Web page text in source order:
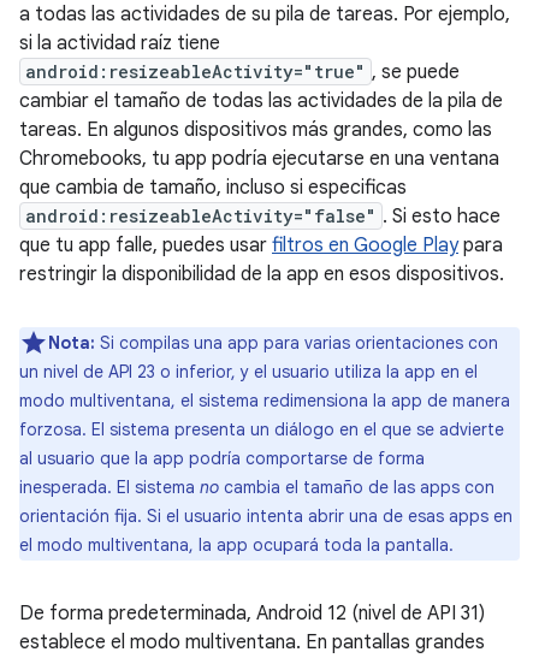
a todas las actividades de su pila de tareas. Por ejemplo,
si la actividad raíz tiene
android:resizeableActivity="true" , se puede
cambiar el tamaño de todas las actividades de la pila de
tareas. En algunos dispositivos más grandes, como las
Chromebooks, tu app podría ejecutarse en una ventana
que cambia de tamaño, incluso si especificas
android:resizeableActivity="false" . Si esto hace
que tu app falle, puedes usar filtros en Google Playpara
restringir la disponibilidad de la app en esos dispositivos.
Nota: Si compilas una app para varias orientaciones con
un nivel de API 23 o inferior, y el usuario utiliza la app en el
modo multiventana, el sistema redimensiona la app de manera
forzosa. El sistema presenta un diálogo en el que se advierte
al usuario que la app podría comportarse de forma
inesperada. El sistema no cambia el tamaño de las apps con
orientación fija. Si el usuario intenta abrir una de esas apps en
el modo multiventana, la app ocupará toda la pantalla.
De forma predeterminada, Android 12 (nivel de API 31)
establece el modo multiventana. En pantallas grandes